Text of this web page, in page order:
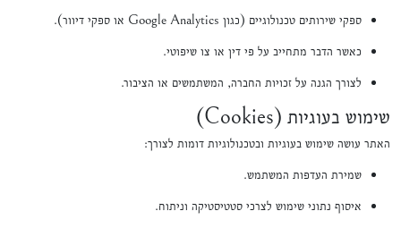
ספקי שירותים טכנולוגיים (כגון Google Analytics או ספקי דיוור).
כאשר הדבר מתחייב על פי דין או צו שיפוטי.
לצורך הגנה על זכויות החברה, המשתמשים או הציבור.
שימוש בעוגיות (Cookies)
האתר עושה שימוש בעוגיות ובטכנולוגיות דומות לצורך:
שמירת העדפות המשתמש.
איסוף נתוני שימוש לצרכי סטטיסטיקה וניתוח.